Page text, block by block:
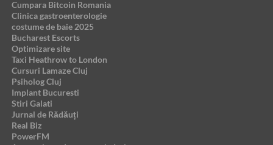
Cumpara Bitcoin Romania
Clinica gastroenterologie
costume de baie 2025
Bucharest Escorts
Optimizare site
Taxi Heathrow to London
Cursuri Lamaze Cluj
Psiholog Cluj
Implant Bucuresti
Stiri Galati
Jurnal de Rădăuți
Real Biz
PowerFM